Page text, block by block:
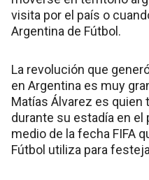
visita por el país o
Argentina de Fútbol.
La revolución que
en Argentina es muy
Matías Álvarez es quien
durante su estadía en el
medio de la fecha FIFA
Fútbol utiliza para